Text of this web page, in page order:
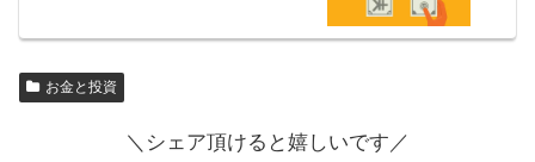
お金と投資
＼シェア頂けると嬉しいです／